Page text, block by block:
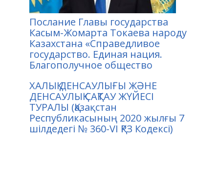
Послание Главы государства
Касым-Жомарта Токаева народу
Казахстана «Справедливое
государство. Единая нация.
Благополучное общество
ХАЛЫҚ ДЕНСАУЛЫҒЫ ЖӘНЕ
ДЕНСАУЛЫҚ САҚТАУ ЖҮЙЕСІ
ТУРАЛЫ (Қазақстан
Республикасының 2020 жылғы 7
шiлдедегi № 360-VI ҚРЗ Кодексі)